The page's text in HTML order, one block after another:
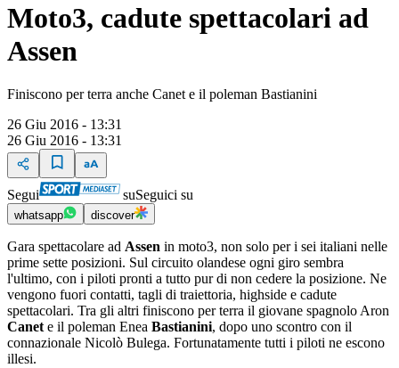
Moto3, cadute spettacolari ad
Assen
Finiscono per terra anche Canet e il poleman Bastianini
26 Giu 2016 - 13:31
26 Giu 2016 - 13:31
Segui suSeguici su
whatsapp discover
Gara spettacolare ad Assen in moto3, non solo per i sei italiani nelle
prime sette posizioni. Sul circuito olandese ogni giro sembra
l'ultimo, con i piloti pronti a tutto pur di non cedere la posizione. Ne
vengono fuori contatti, tagli di traiettoria, highside e cadute
spettacolari. Tra gli altri finiscono per terra il giovane spagnolo Aron
Canet e il poleman Enea Bastianini, dopo uno scontro con il
connazionale Nicolò Bulega. Fortunatamente tutti i piloti ne escono
illesi.